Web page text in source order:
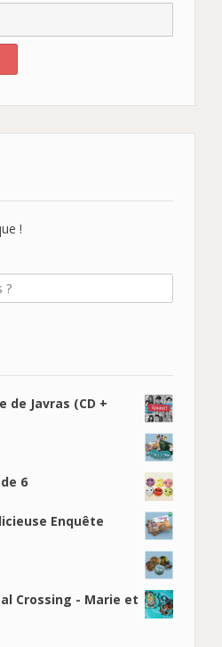
!
de Javras (CD +
6
Enquête
Crossing - Marie et